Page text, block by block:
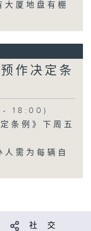
厦地盘有棚
作决定条
- 18:00)
条例》下周五
需为每辆自
社 交